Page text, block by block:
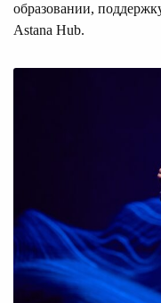
образовании,
Astana Hub.